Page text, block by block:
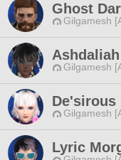
Ghost
Gilgamesh
Gilgamesh
De'sirous
Gilgamesh
Lyric